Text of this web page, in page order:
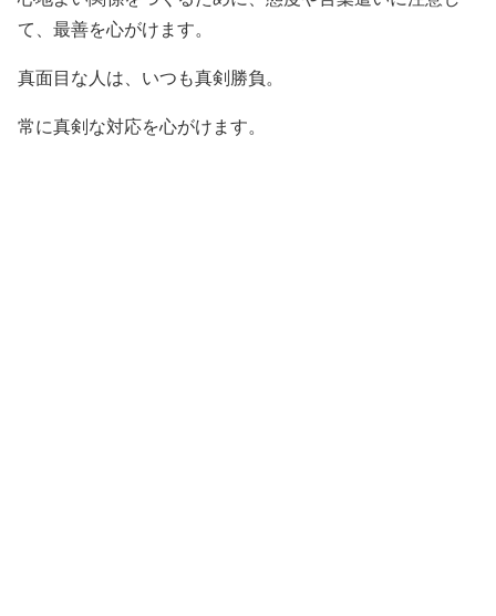
て、最善を心がけます。
真面目な人は、いつも真剣勝負。
常に真剣な対応を心がけます。